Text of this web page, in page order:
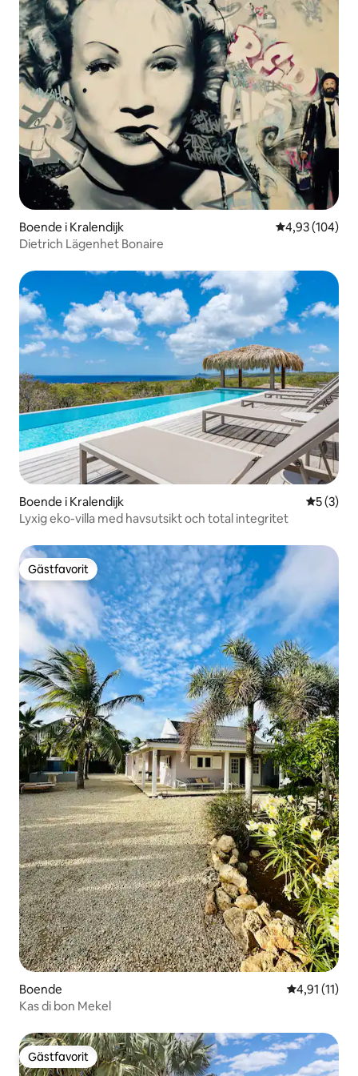
Boende i Kralendijk 4,93 av 5 i
4,93 (104)
Dietrich Lägenhet Bonaire
Boende i Kralendijk 5 av 5 i
5 (3)
Lyxig eko-villa med havsutsikt och total integritet
Gästfavorit
Gästfavorit
Boende 4,91 av 5 i
4,91 (11)
Kas di bon Mekel
Gästfavorit
Gästfavorit